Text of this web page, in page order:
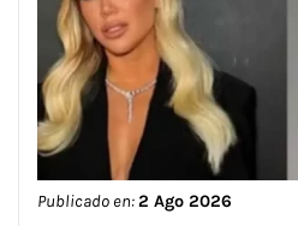
Publicado en:2 Ago 2026